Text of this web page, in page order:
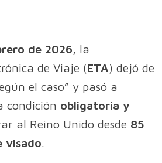
de 2026, la
de Viaje (ETA) dejó de
el caso” y pasó a
condición obligatoria y
al Reino Unido desde 85
visado.